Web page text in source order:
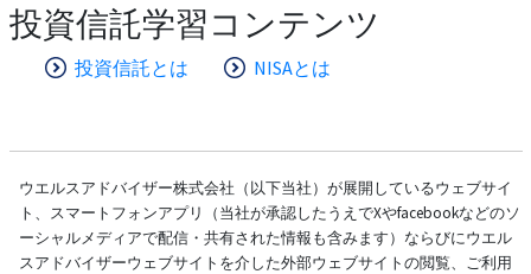
投資信託学習コンテンツ
投資信託とは NISAとは
ウエルスアドバイザー株式会社（以下当社）が展開しているウェブサイ
ト、スマートフォンアプリ（当社が承認したうえでXやfacebookなどのソ
ーシャルメディアで配信・共有された情報も含みます）ならびにウエル
スアドバイザーウェブサイトを介した外部ウェブサイトの閲覧、ご利用